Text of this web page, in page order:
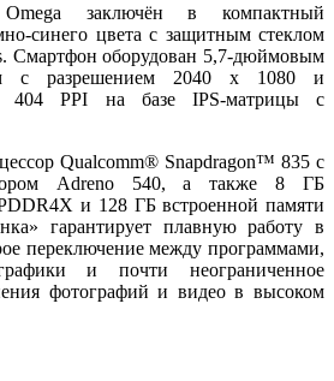
заключён в компактный
синего цвета с защитным стеклом
Смартфон оборудован 5,7-дюймовым
с разрешением 2040 x 1080 и
404 PPI на базе IPS-матрицы с
Qualcomm® Snapdragon™ 835 с
Adreno 540, а также 8 ГБ
и 128 ГБ встроенной памяти
гарантирует плавную работу в
переключение между программами,
и почти неограниченное
фотографий и видео в высоком